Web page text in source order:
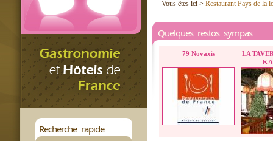
Recherche rapide
Vous êtes ici > Restaurant Pays de la
Quelques restos sympas
79 Novaxis
LA